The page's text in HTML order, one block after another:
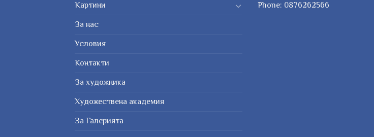
Картини
За нас
Условия
Контакти
За художника
Художествена академия
За Галерията
Phone: 0876262566